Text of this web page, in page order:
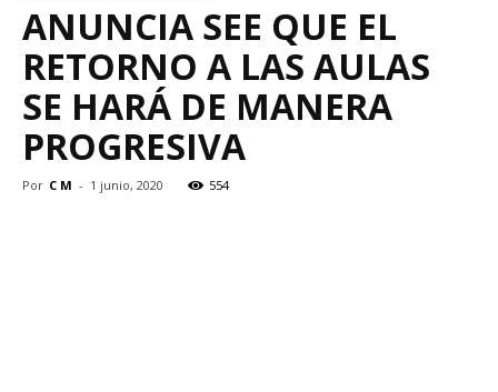
ANUNCIA SEE QUE EL
RETORNO A LAS AULAS
SE HARÁ DE MANERA
PROGRESIVA
Por C M - 1 junio, 2020 554